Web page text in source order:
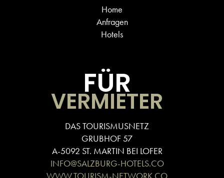
Home
Anfragen
Hotels
FÜR
VERMIETER
DAS TOURISMUSNETZ
GRUBHOF 57
A-5092 ST. MARTIN BEI LOFER
INFO@SALZBURG-HOTELS.CO